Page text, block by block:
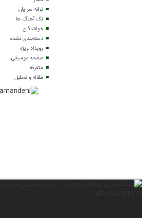
ترانه سرایان
تک آهنگ ها
خوانندگان
دسته‌بندی نشده
رویداد ویژه
صفحه موسیقی
متفرقه
مقاله و تحلیل